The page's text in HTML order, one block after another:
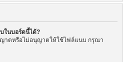
ในบอร์ดนี้ได้?
าตหรือไม่อนุญาตให้ใช้ไฟล์แนบ กรุณา